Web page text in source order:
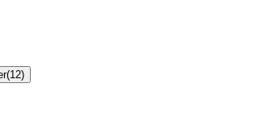
(12)